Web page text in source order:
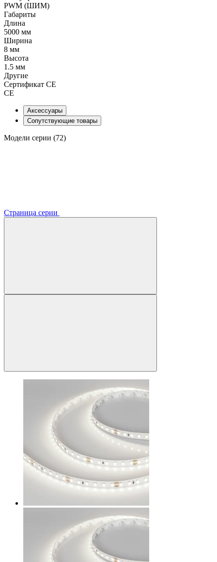
PWM (ШИМ)
Габариты
Длина
5000 мм
Ширина
8 мм
Высота
1.5 мм
Другие
Сертификат CE
CE
Аксессуары
Сопутствующие товары
Модели серии (72)
Страница серии